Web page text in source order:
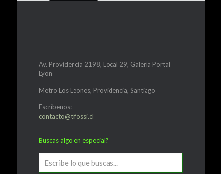
Av. Providencia 2198, Local 29, Galería Portal
Lyon
Metro Los Leones, Providencia, Santiago
Escríbenos:
contacto@tifossi.cl
Buscas algo en especial?